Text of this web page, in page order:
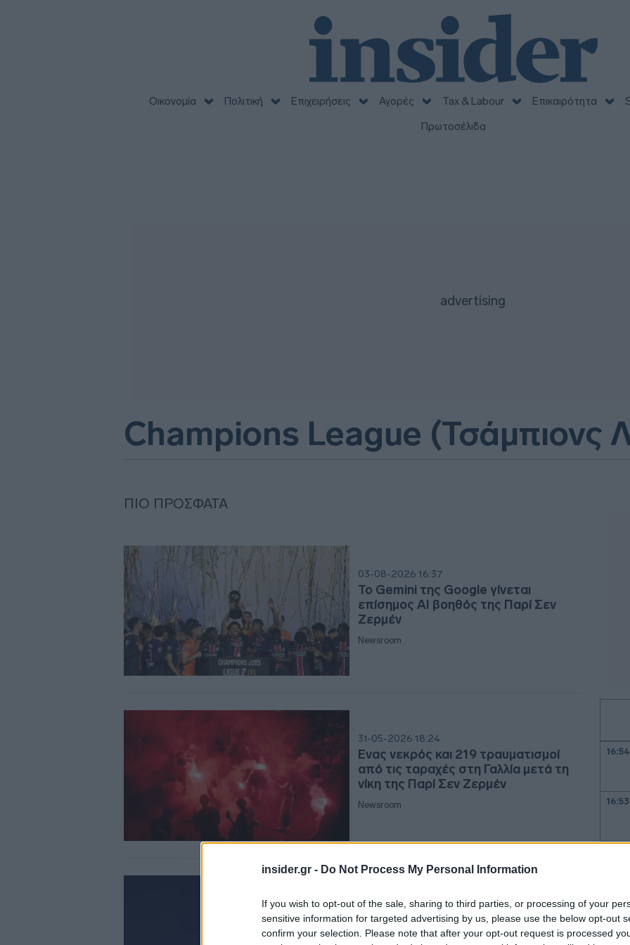
insider.gr - Do Not Process My Personal Information
If you wish to opt-out of the sale, sharing to third parties, or processing of your
sensitive information for targeted advertising by us, please use the below opt-out
confirm your selection. Please note that after your opt-out request is processed
Οικονομία Πολιτική Επιχειρήσεις Αγορές Tax & Labour Επικαιρότητα
Πρωτοσέλιδα
Champions League (Τσάμπιονς
ΠΙΟ ΠΡΌΣΦΑΤΑ
03-08-2026 16:37
Το Gemini της Google γίνεται
επίσημος AI βοηθός της Παρί Σεν
Ζερμέν
Newsroom
31-05-2026 18:24
Ένας νεκρός και 219 τραυματισμοί
από τις ταραχές στη Γαλλία μετά τη
νίκη της Παρί Σεν Ζερμέν
Newsroom
06-04-2026 19:18
Premier League: Η Τσέλσι κατέγραψε
τις μεγαλύτερες ζημίες στην ιστορία
16:54
16:53
16:41